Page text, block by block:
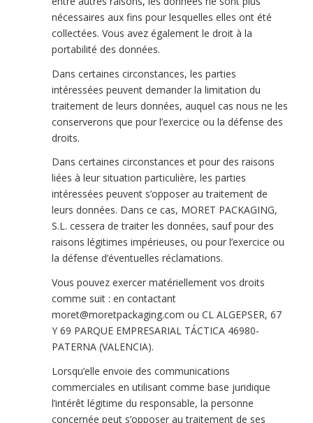
nécessaires aux fins pour lesquelles elles ont été
collectées. Vous avez également le droit à la
portabilité des données.
Dans certaines circonstances, les parties
intéressées peuvent demander la limitation du
traitement de leurs données, auquel cas nous ne les
conserverons que pour l’exercice ou la défense des
droits.
Dans certaines circonstances et pour des raisons
liées à leur situation particulière, les parties
intéressées peuvent s’opposer au traitement de
leurs données. Dans ce cas, MORET PACKAGING,
S.L. cessera de traiter les données, sauf pour des
raisons légitimes impérieuses, ou pour l’exercice ou
la défense d’éventuelles réclamations.
Vous pouvez exercer matériellement vos droits
comme suit : en contactant
moret@moretpackaging.com ou CL ALGEPSER, 67
Y 69 PARQUE EMPRESARIAL TÁCTICA 46980-
PATERNA (VALENCIA).
Lorsqu’elle envoie des communications
commerciales en utilisant comme base juridique
l’intérêt légitime du responsable, la personne
concernée peut s’opposer au traitement de ses